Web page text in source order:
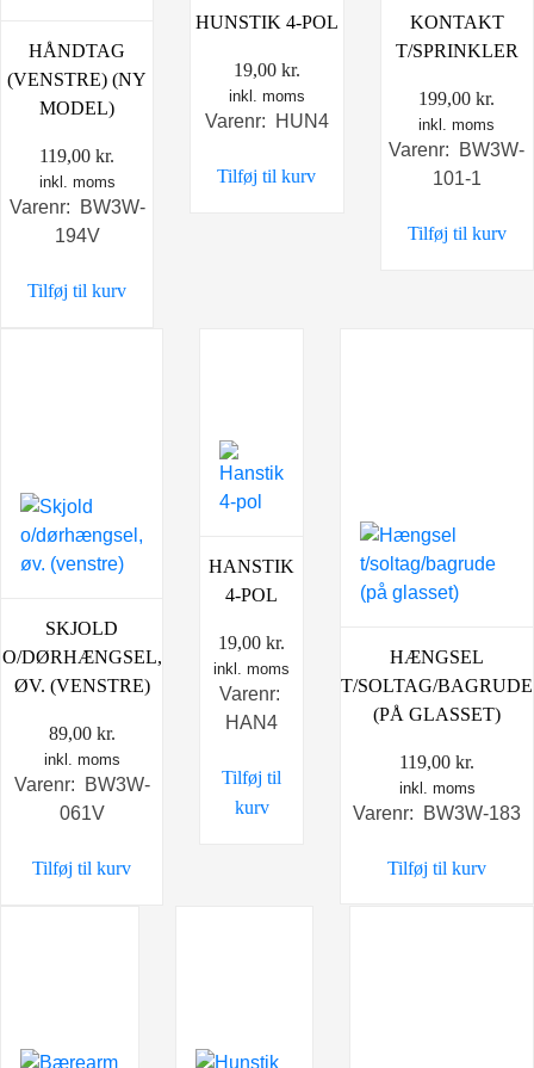
HÅNDTAG
(VENSTRE) (NY
MODEL)
119,00kr.
inkl. moms
Varenr: BW3W-
194V
Tilføj til kurv
HUNSTIK 4-POL
19,00 kr.
inkl. moms
Varenr: HUN4
Tilføj til kurv
KONTAKT
T/SPRINKLER
199,00kr.
inkl. moms
Varenr: BW3W-
101-1
Tilføj til kurv
SKJOLD
O/DØRHÆNGSEL,
ØV. (VENSTRE)
89,00 kr.
inkl. moms
Varenr: BW3W-
061V
Tilføj til kurv
HANSTIK
4-POL
19,00 kr.
inkl. moms
Varenr:
HAN4
Tilføj til
kurv
HÆNGSEL
T/SOLTAG/BAGRUDE
(PÅ GLASSET)
119,00 kr.
inkl. moms
Varenr: BW3W-183
Tilføj til kurv